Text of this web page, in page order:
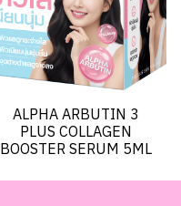
ALPHA ARBUTIN 3
PLUS COLLAGEN
BOOSTER SERUM 5ML